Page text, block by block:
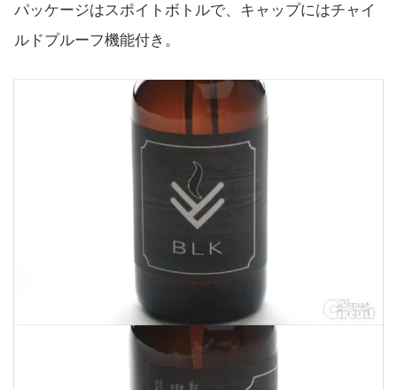
パッケージはスポイトボトルで、キャップにはチャイ
ルドプルーフ機能付き。